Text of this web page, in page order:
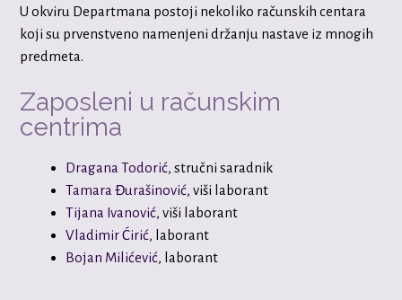
U okviru Departmana postoji nekoliko računskih centara
koji su prvenstveno namenjeni držanju nastave iz mnogih
predmeta.
Zaposleni u računskim
centrima
Dragana Todorić, stručni saradnik
Tamara Đurašinović, viši laborant
Tijana Ivanović, viši laborant
Vladimir Ćirić, laborant
Bojan Milićević, laborant